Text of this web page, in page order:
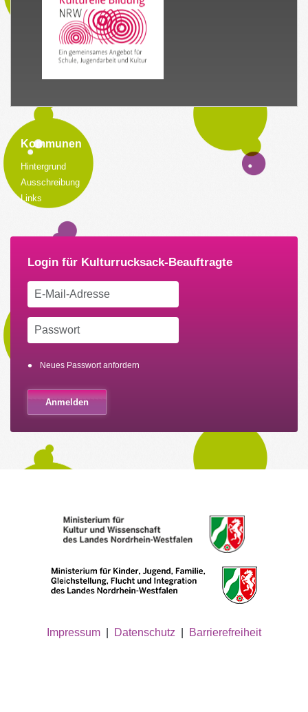
Kommunen
Hintergrund
Ausschreibung
Links
Neues Passwort anfordern
Impressum Datenschutz Barrierefreiheit